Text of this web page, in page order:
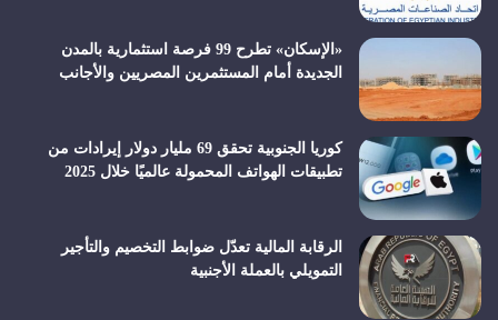
«الإسكان» تطرح 99 فرصة استثمارية بالمدن
الجديدة أمام المستثمرين المصريين والأجانب
كوريا الجنوبية تحقق 69 مليار دولار إيرادات من
تطبيقات الهواتف المحمولة عالميًا خلال 2025
الرقابة المالية تعدّل ضوابط التخصيم والتأجير
التمويلي بالعملة الأجنبية